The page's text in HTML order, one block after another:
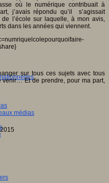
médias
où le numérique contribuait à
j’avais répondu qu’il s’agissait
l’école sur laquelle, à mon avis,
dans les années qui viennent.
sur tous ces sujets avec tous
venir… Et de prendre, pour ma part,